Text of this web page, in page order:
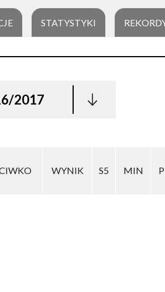
STATYSTYKI
2017
WYNIK S5 MIN